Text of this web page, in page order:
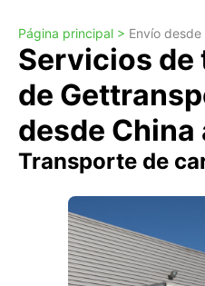
Página principal > Envío desde
Servicios
de
desde China
Transporte de